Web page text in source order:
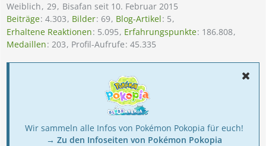
Weiblich 29 Bisafan seit 10. Februar 2015
Beiträge 4.303 Bilder 69 Blog-Artikel 5
Erhaltene Reaktionen 5.095 Erfahrungspunkte 186.808
Medaillen 203 Profil-Aufrufe 45.335
Wir sammeln alle Infos von Pokémon Pokopia für euch!
→ Zu den Infoseiten von Pokémon Pokopia